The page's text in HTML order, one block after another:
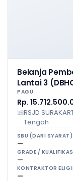
Belanja
Lantai 3
PAGU
Rp.
RSJD
Tengah
SBU (DARI SYARAT)
—
GRADE /
—
KONTRAKTOR
—